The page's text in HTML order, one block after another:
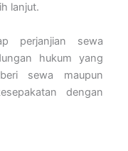
lanjut.
perjanjian sewa
hukum yang
sewa maupun
dengan